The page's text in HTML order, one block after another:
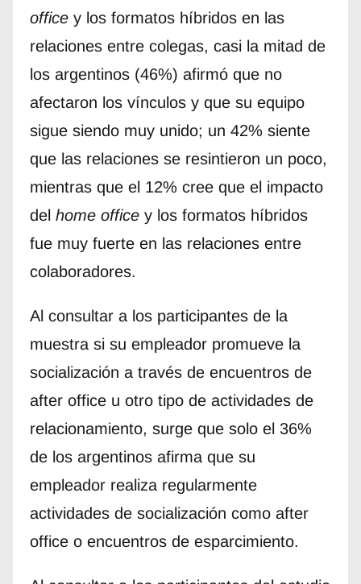
officey los formatos híbridos en las
relaciones entre colegas, casi la mitad de
los argentinos (46%) afirmó que no
afectaron los vínculos y que su equipo
sigue siendo muy unido; un 42% siente
que las relaciones se resintieron un poco,
mientras que el 12% cree que el impacto
del home officey los formatos híbridos
fue muy fuerte en las relaciones entre
colaboradores.
Al consultar a los participantes de la
muestra si su empleador promueve la
socialización a través de encuentros de
after office u otro tipo de actividades de
relacionamiento, surge que solo el 36%
de los argentinos afirma que su
empleador realiza regularmente
actividades de socialización como after
office o encuentros de esparcimiento.